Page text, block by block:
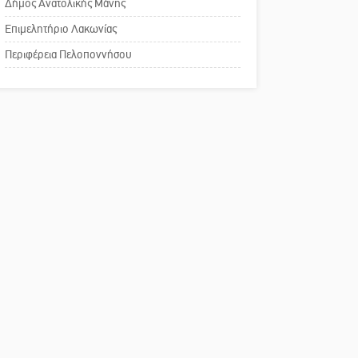
Το δικό σας σχόλιο:
Παράδειγμα κοινωνικής
Δήμος Ανατολικής Μάνης
Επιμελητήριο Λακωνίας
Περιφέρεια Πελοποννήσου